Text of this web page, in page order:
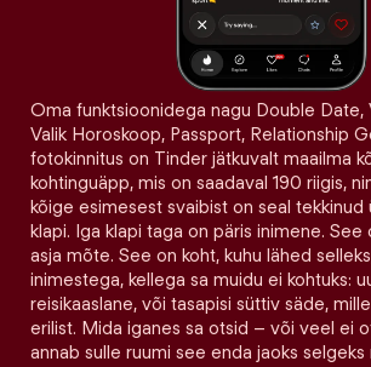
Oma funktsioonidega nagu Double Date,
Valik Horoskoop, Passport, Relationship
fotokinnitus on Tinder jätkuvalt maailma
kohtinguäpp, mis on saadaval 190 riigis,
kõige esimesest svaibist on seal tekkinud
klapi. Iga klapi taga on päris inimene. See
asja mõte. See on koht, kuhu lähed
inimestega, kellega sa muidu ei kohtuks:
reisikaaslane, või tasapisi süttiv säde,
erilist. Mida iganes sa otsid – või veel ei
annab sulle ruumi see enda jaoks selgeks